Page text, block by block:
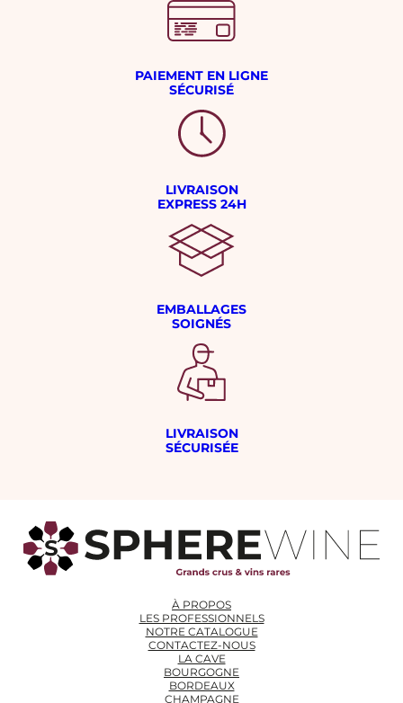
PAIEMENT EN LIGNE
SÉCURISÉ
LIVRAISON
EXPRESS 24H
EMBALLAGES
SOIGNÉS
LIVRAISON
SÉCURISÉE
À PROPOS
LES PROFESSIONNELS
NOTRE CATALOGUE
CONTACTEZ-NOUS
LA CAVE
BOURGOGNE
BORDEAUX
CHAMPAGNE